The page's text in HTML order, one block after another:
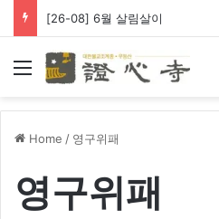
[26-08] 6월 살림살이
Menu
Home / 영구위패
영구위패